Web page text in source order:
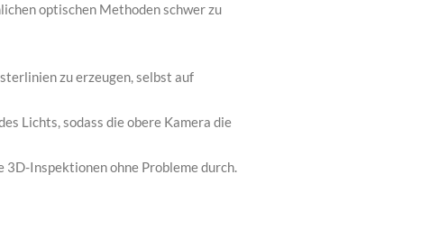
optischen Methoden schwer zu
zu erzeugen, selbst auf
Lichts, sodass die obere Kamera die
Inspektionen ohne Probleme durch.